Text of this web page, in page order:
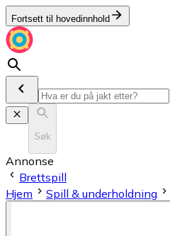
Fortsett til hovedinnhold
Søk
Annonse
Brettspill
Hjem
Spill & underholdning